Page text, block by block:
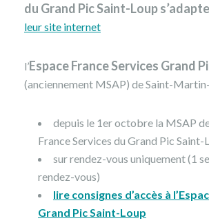
du Grand Pic Saint-Loup s’adapte
leur site internet
l’Espace France Services Grand
(anciennement MSAP) de Saint-
depuis le 1er octobre la MSAP
France Services du Grand Pic Saint-
sur rendez-vous uniquement (1
rendez-vous)
lire consignes d’accès à l’E
Grand Pic Saint-Loup